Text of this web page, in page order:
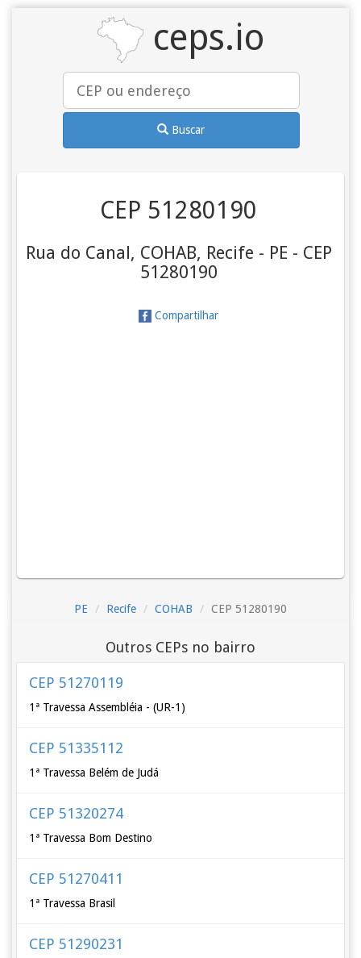
ceps.io
Buscar
CEP 51280190
Rua do Canal, COHAB, Recife - PE - CEP
51280190
Compartilhar
PE Recife COHAB CEP 51280190
Outros CEPs no bairro
CEP 51270119
1ª Travessa Assembléia - (UR-1)
CEP 51335112
1ª Travessa Belém de Judá
CEP 51320274
1ª Travessa Bom Destino
CEP 51270411
1ª Travessa Brasil
CEP 51290231